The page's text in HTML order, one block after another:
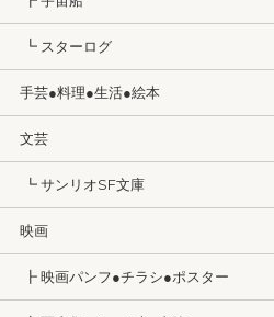
┗ スターログ
手芸●料理●生活●絵本
文芸
┗ サンリオSF文庫
映画
┣ 映画パンフ●チラシ●ポスター